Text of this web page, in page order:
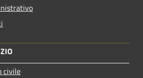
civile